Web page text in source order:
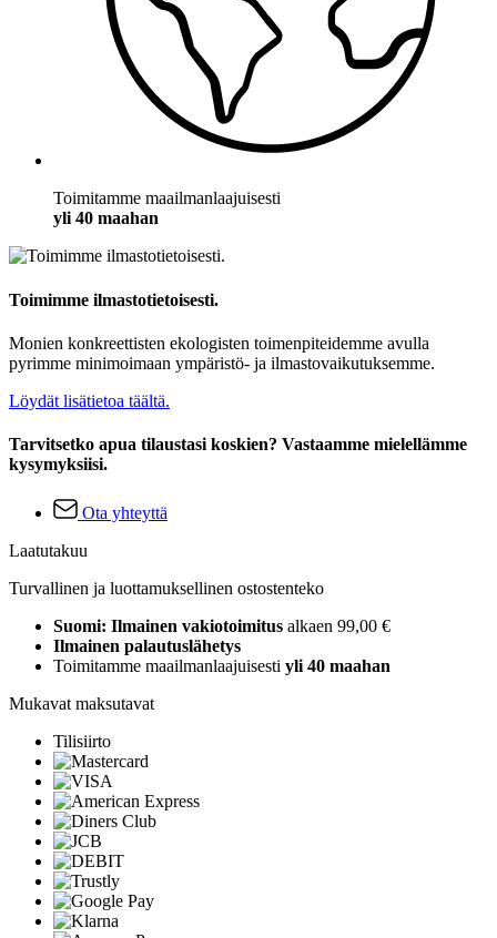
Toimitamme maailmanlaajuisesti
yli 40 maahan
Toimimme ilmastotietoisesti.
Monien konkreettisten ekologisten toimenpiteidemme avulla
pyrimme minimoimaan ympäristö- ja ilmastovaikutuksemme.
Löydät lisätietoa täältä.
Tarvitsetko apua tilaustasi koskien? Vastaamme mielellämme
kysymyksiisi.
Ota yhteyttä
Laatutakuu
Turvallinen ja luottamuksellinen ostostenteko
Suomi: Ilmainen vakiotoimitus alkaen 99,00 €
Ilmainen palautuslähetys
Toimitamme maailmanlaajuisesti yli 40 maahan
Mukavat maksutavat
Tilisiirto